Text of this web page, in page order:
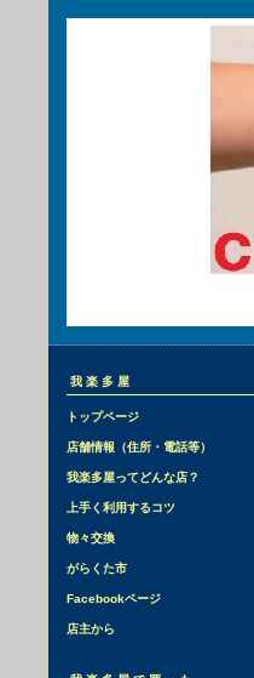
我楽多屋
トップページ
店舗情報（住所・電話等）
我楽多屋ってどんな店？
上手く利用するコツ
物々交換
がらくた市
Facebookページ
店主から